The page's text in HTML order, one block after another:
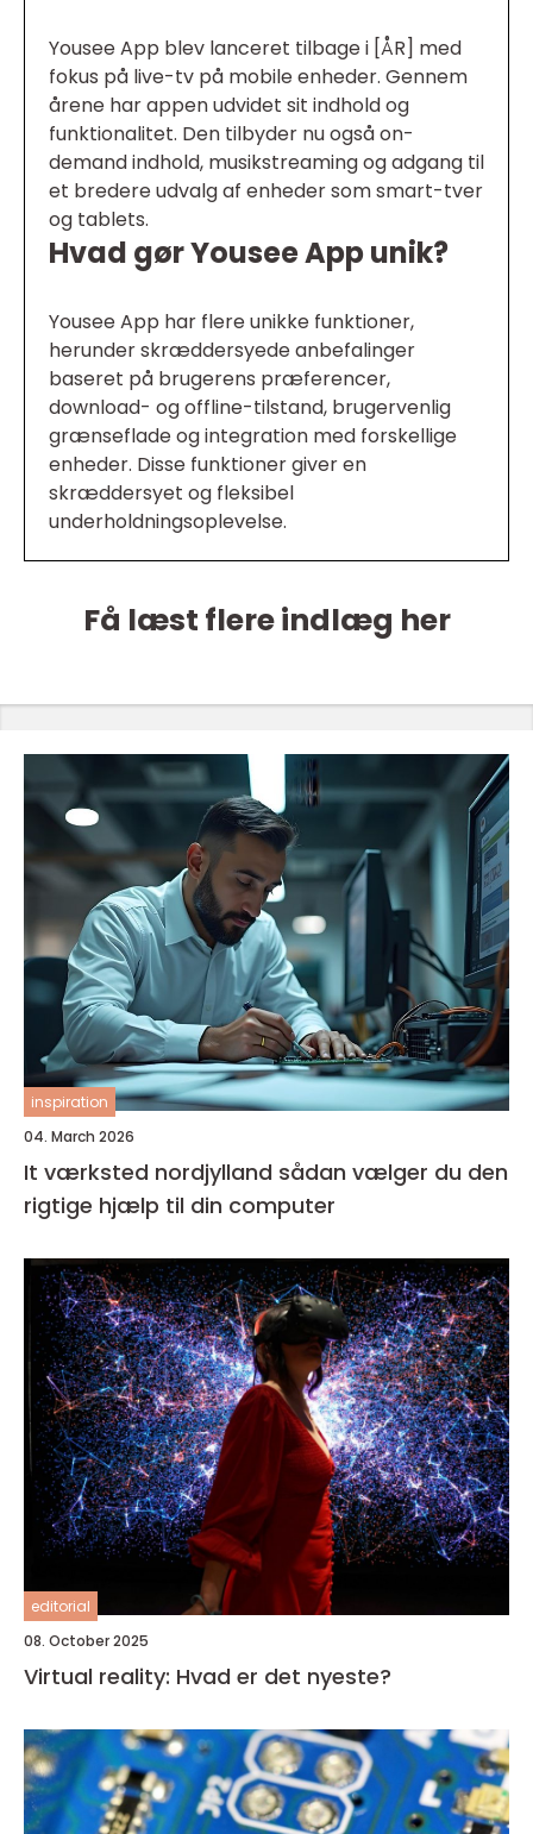
Yousee App blev lanceret tilbage i [ÅR] med
fokus på live-tv på mobile enheder. Gennem
årene har appen udvidet sit indhold og
funktionalitet. Den tilbyder nu også on-
demand indhold, musikstreaming og adgang til
et bredere udvalg af enheder som smart-tver
og tablets.
Hvad gør Yousee App unik?
Yousee App har flere unikke funktioner,
herunder skræddersyede anbefalinger
baseret på brugerens præferencer,
download- og offline-tilstand, brugervenlig
grænseflade og integration med forskellige
enheder. Disse funktioner giver en
skræddersyet og fleksibel
underholdningsoplevelse.
Få læst flere indlæg her
inspiration
04. March 2026
It værksted nordjylland sådan vælger du den
rigtige hjælp til din computer
editorial
08. October 2025
Virtual reality: Hvad er det nyeste?